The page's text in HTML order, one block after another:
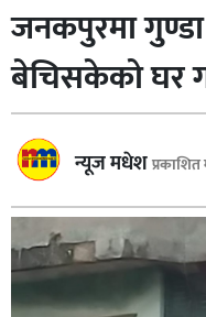
मधेश
प्रदेश
लुम्बिनी
गण्डकी
बागमती
कर्णाली
सुदूरपश्चिम
जनकपुरमा
बेचिसकेको घर
न्यूज मधेश